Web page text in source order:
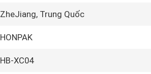
ZheJiang, Trung Quốc
HONPAK
HB-XC04